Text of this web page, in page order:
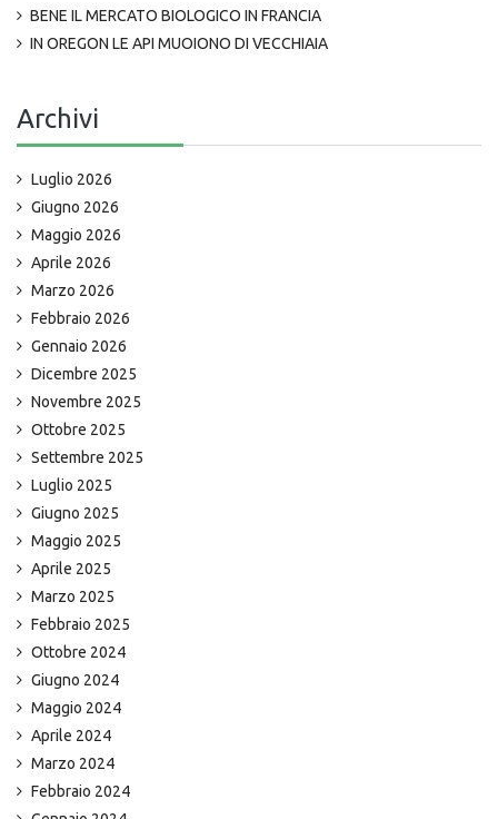
BENE IL MERCATO BIOLOGICO IN FRANCIA
IN OREGON LE API MUOIONO DI VECCHIAIA
Archivi
Luglio 2026
Giugno 2026
Maggio 2026
Aprile 2026
Marzo 2026
Febbraio 2026
Gennaio 2026
Dicembre 2025
Novembre 2025
Ottobre 2025
Settembre 2025
Luglio 2025
Giugno 2025
Maggio 2025
Aprile 2025
Marzo 2025
Febbraio 2025
Ottobre 2024
Giugno 2024
Maggio 2024
Aprile 2024
Marzo 2024
Febbraio 2024